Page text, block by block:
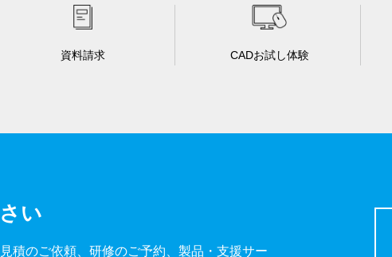
資料請求 CADお試し体験
い
積のご依頼、研修のご予約、製品・支援サー